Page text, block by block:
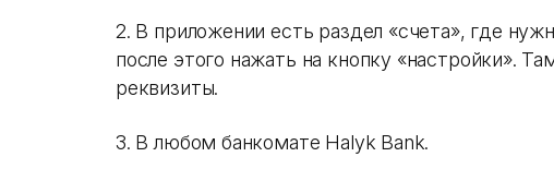
2. В приложении есть раздел «счета», где
после этого нажать на кнопку «настройки».
реквизиты.
3. В любом банкомате Halyk Bank.